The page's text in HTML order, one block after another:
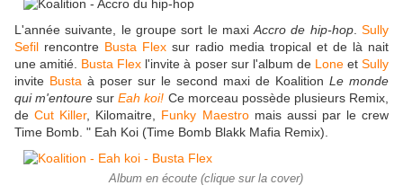
L'année suivante, le groupe sort le maxiAccro de hip-hop.Sully
Sefil rencontre Busta Flex sur radio media tropical et de là nait
une amitié. Busta Flex l'invite à poser sur l'album de LoneetSully
invite Busta à poser sur le second maxi de Koalition Le monde
qui m'entoure surEah koi! Ce morceau possède plusieurs Remix,
deCut Killer, Kilomaitre, Funky Maestromais aussi par le crew
Time Bomb. " Eah Koi (Time Bomb Blakk Mafia Remix).
Album en écoute (clique sur la cover)